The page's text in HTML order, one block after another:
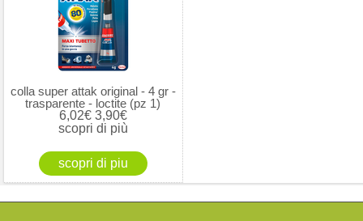
colla super attak original - 4 gr -
trasparente - loctite (pz 1)
6,02€3,90€
scopri di più